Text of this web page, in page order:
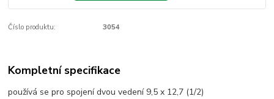
Číslo produktu: 3054
Kompletní specifikace
používá se pro spojení dvou vedení 9,5 x 12,7 (1/2)